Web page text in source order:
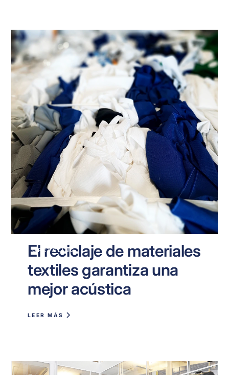
UPCYCLING
El reciclaje de materiales
textiles garantiza una
mejor acústica
LEER MÁS